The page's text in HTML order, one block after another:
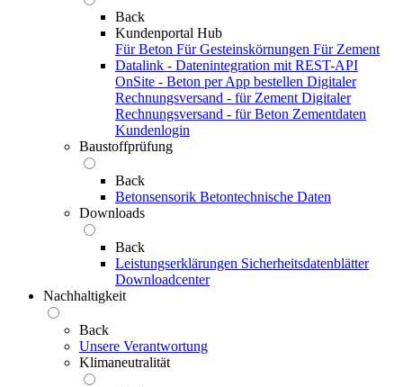
Back
Kundenportal Hub
Für Beton Für Gesteinskörnungen Für Zement
Datalink - Datenintegration mit REST-API
OnSite - Beton per App bestellen Digitaler
Rechnungsversand - für Zement Digitaler
Rechnungsversand - für Beton Zementdaten
Kundenlogin
Baustoffprüfung
Back
Betonsensorik Betontechnische Daten
Downloads
Back
Leistungserklärungen Sicherheitsdatenblätter
Downloadcenter
Nachhaltigkeit
Back
Unsere Verantwortung
Klimaneutralität